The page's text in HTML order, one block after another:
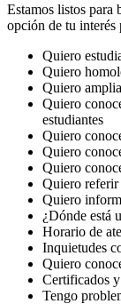
Estamos listos para
opción de tu interés
Quiero
Quiero
Quiero
Quiero
estudiantes
Quiero
Quiero
Quiero
Quiero
Quiero
¿Dónde está
Horario de
Inquietudes
Quiero
Certificados
Tengo